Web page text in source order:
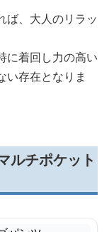
ば、大人のリラッ
に着回し力の高い
い存在となりま
ルチポケット